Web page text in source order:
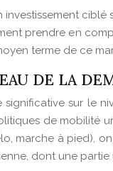
prendre en
terme de ce
DE LA
sur le
de
marche à pied),
dont une